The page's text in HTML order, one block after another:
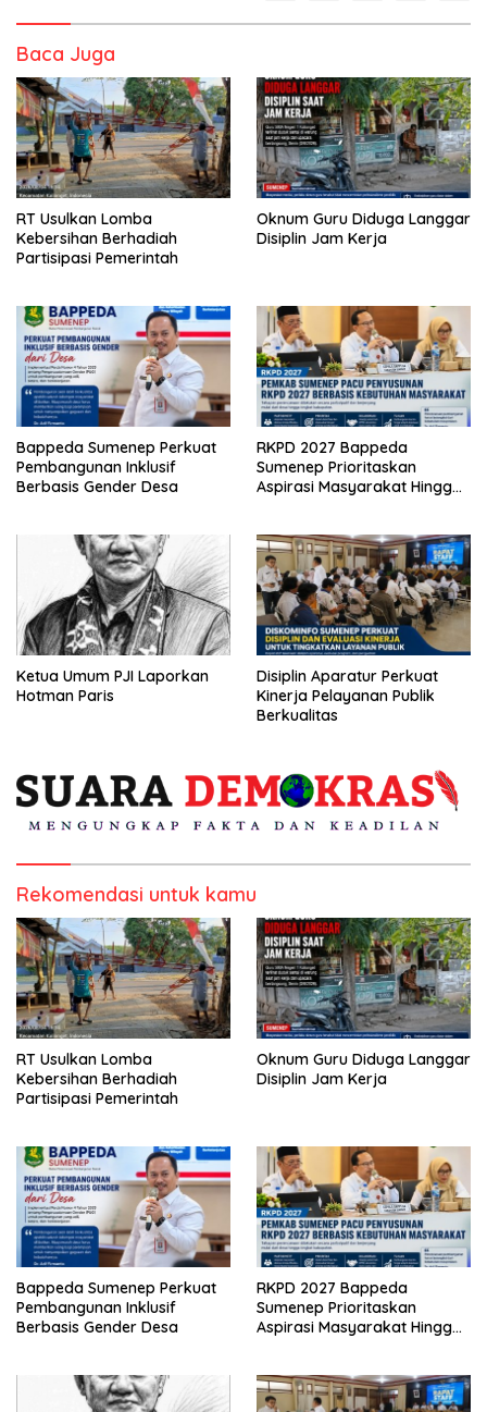
Baca Juga
RT Usulkan Lomba
Kebersihan Berhadiah
Partisipasi Pemerintah
Oknum Guru Diduga Langgar
Disiplin Jam Kerja
Bappeda Sumenep Perkuat
Pembangunan Inklusif
Berbasis Gender Desa
RKPD 2027 Bappeda
Sumenep Prioritaskan
Aspirasi Masyarakat Hingga
Ketua Umum PJI Laporkan
Hotman Paris
Disiplin Aparatur Perkuat
Kinerja Pelayanan Publik
Berkualitas
Rekomendasi untuk kamu
RT Usulkan Lomba
Kebersihan Berhadiah
Partisipasi Pemerintah
Oknum Guru Diduga Langgar
Disiplin Jam Kerja
Bappeda Sumenep Perkuat
Pembangunan Inklusif
Berbasis Gender Desa
RKPD 2027 Bappeda
Sumenep Prioritaskan
Aspirasi Masyarakat Hingga